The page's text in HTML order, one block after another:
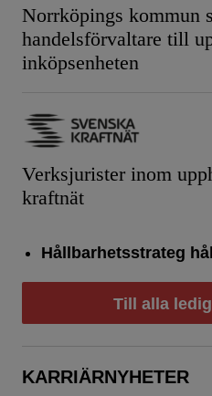
Norrköpings kommun
handelsförvaltare till
inköpsenheten
Verksjurister inom
kraftnät
Hållbarhetsstrateg
Till alla
KARRIÄRNYHETER